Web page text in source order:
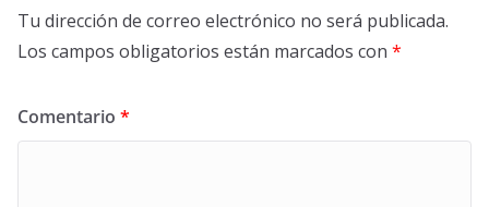
Tu dirección de correo electrónico no será publicada.
Los campos obligatorios están marcados con *
Comentario *